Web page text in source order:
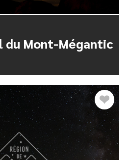
du Mont-Mégantic